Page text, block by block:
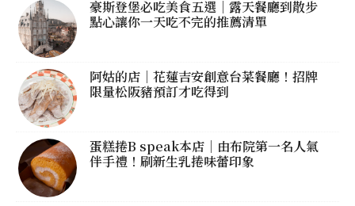
豪斯登堡必吃美食五選｜露天餐廳到散步
點心讓你一天吃不完的推薦清單
阿姑的店｜花蓮吉安創意台菜餐廳！招牌
限量松阪豬預訂才吃得到
蛋糕捲B speak本店｜由布院第一名人氣
伴手禮！刷新生乳捲味蕾印象